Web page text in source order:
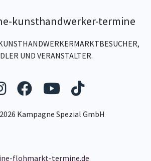
kunsthandwerker-termine
UND VERANSTALTER.
Folgen Sie uns auf
Folgen Sie uns auf
Folgen Sie
Folgen
Kampagne Spezial GmbH
flohmarkt-termine.de